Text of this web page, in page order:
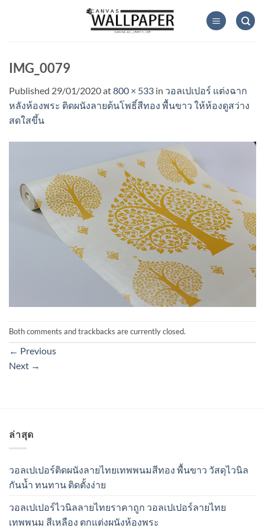
IMG_0079
Published 29/01/2020at800 × 533 in วอลเปเปอร์ แต่งฉาก
หลังห้องพระ ติดผนังลายต้นโพธิ์สีทอง พื้นขาว ให้ห้องดูสว่าง
สดใสขึ้น
Both comments and trackbacks are currently closed.
← Previous
Next →
ล่าสุด
วอลเปเปอร์ติดผนังลายไทยเทพพนมสีทอง พื้นขาว วัสดุไวนิล
กันน้ำ ทนทาน ติดตั้งง่าย
วอลเปเปอร์ไวนิลลายไทยราคาถูก วอลเปเปอร์ลายไทย
เทพพนม สีเหลือง ตกแต่งผนังห้องพระ